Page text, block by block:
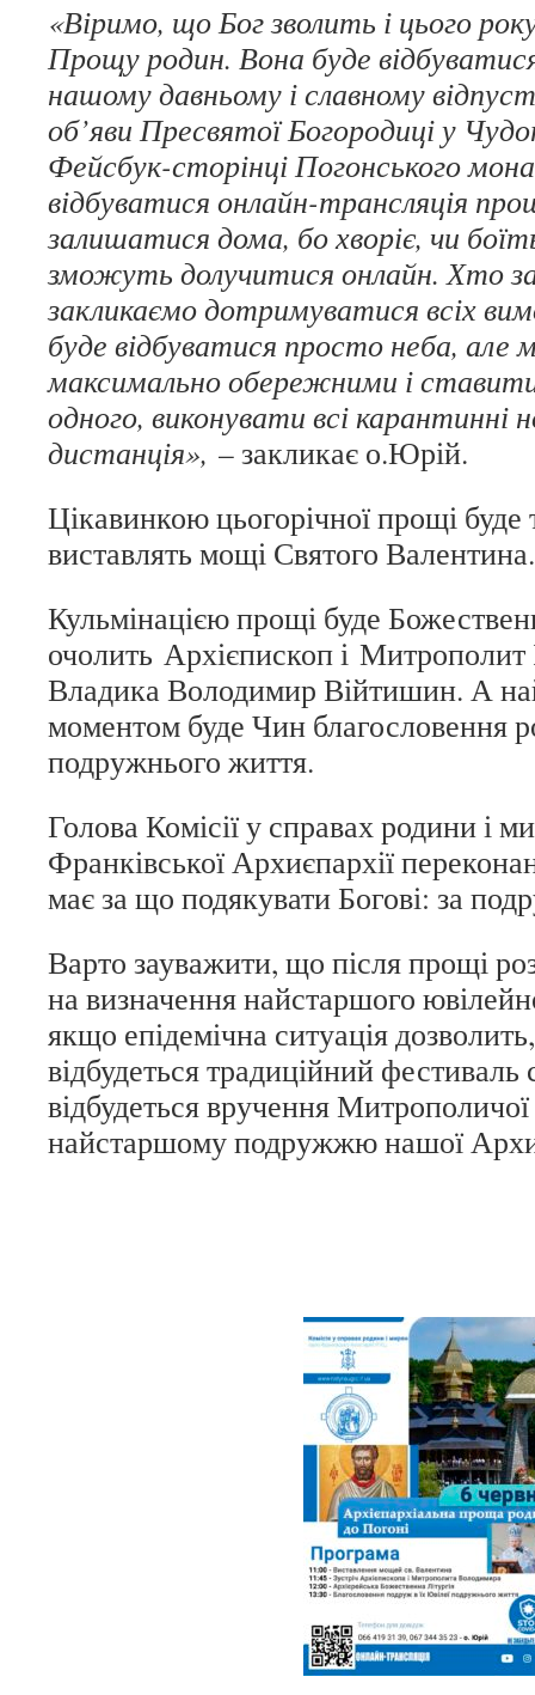
«Віримо, що Бог зволить і цього
Прощу родин. Вона буде
нашому давньому і славному
об’яви Пресвятої Богородиці у
Фейсбук-сторінці Погонського
відбуватися онлайн-трансляція
залишатися дома, бо хворіє, чи
зможуть долучитися онлайн. Хто
закликаємо дотримуватися всіх
буде відбуватися просто неба, але
максимально обережними і
одного, виконувати всі карантинні
дистанція», – закликає о.Юрій.
Цікавинкою цьогорічної прощі
виставлять мощі Святого Валентина.
Кульмінацією прощі буде
очолить Архієпископ і
Владика Володимир Війтишин. А
моментом буде Чин благословення
подружнього життя.
Голова Комісії у справах родини і
Франківської Архиєпархії
має за що подякувати Богові: за
Варто зауважити, що після прощі
на визначення найстаршого
якщо епідемічна ситуація
відбудеться традиційний фестиваль
відбудеться вручення
найстаршому подружжю нашої